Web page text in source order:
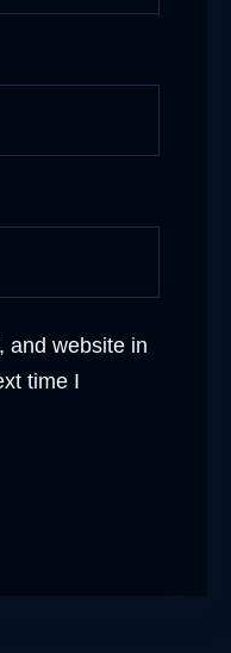
and website in
time I